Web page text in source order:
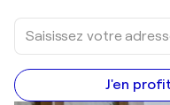
J'en